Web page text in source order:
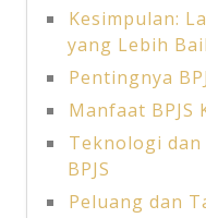
Kesimpulan:
yang Lebih
Pentingnya
Manfaat BPJS
Teknologi dan
BPJS
Peluang dan